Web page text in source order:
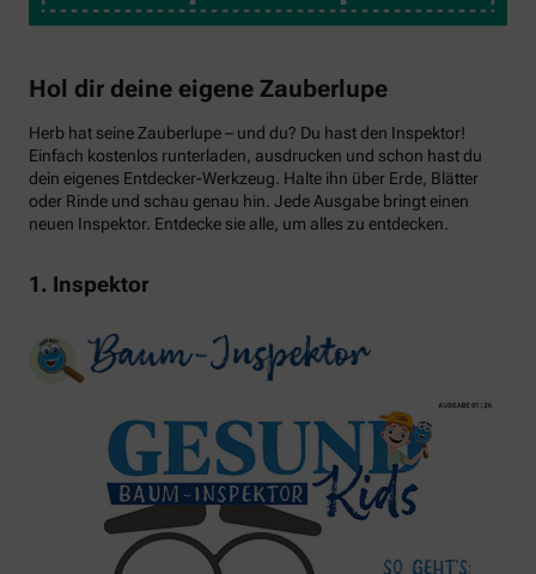
Hol dir deine eigene Zauberlupe
Herb hat seine Zauberlupe – und du? Du hast den Inspektor!
Einfach kostenlos runterladen, ausdrucken und schon hast du
dein eigenes Entdecker-Werkzeug. Halte ihn über Erde, Blätter
oder Rinde und schau genau hin. Jede Ausgabe bringt einen
neuen Inspektor. Entdecke sie alle, um alles zu entdecken.
1. Inspektor